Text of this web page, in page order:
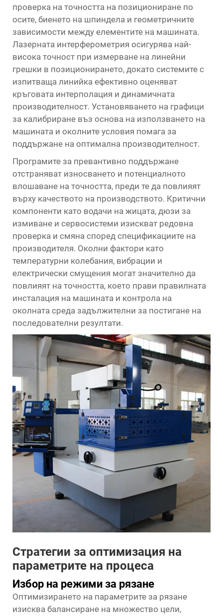
проверка на точността на позициониране по
осите, биенето на шпиндела и геометричните
зависимости между елементите на машината.
Лазерната интерферометрия осигурява най-
висока точност при измерване на линейни
грешки в позиционирането, докато системите с
изпитваща линийка ефективно оценяват
кръговата интерполация и динамичната
производителност. Установяването на графици
за калибриране въз основа на използването на
машината и околните условия помага за
поддържане на оптимална производителност.
Програмите за превантивно поддържане
отстраняват износването и потенциалното
влошаване на точността, преди те да повлияят
върху качеството на производството. Критични
компоненти като водачи на жицата, дюзи за
измиване и сервосистеми изискват редовна
проверка и смяна според спецификациите на
производителя. Околни фактори като
температурни колебания, вибрации и
електрически смущения могат значително да
повлияят на точността, което прави правилната
инсталация на машината и контрола на
околната среда задължителни за постигане на
последователни резултати.
Стратегии за оптимизация на
параметрите на процеса
Избор на режими за рязане
Оптимизирането на параметрите за рязане
изисква балансиране на множество цели,